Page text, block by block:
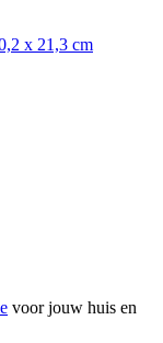
x 21,3 cm
voor jouw huis en